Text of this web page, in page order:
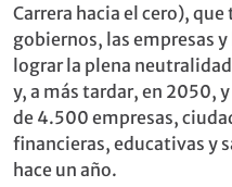
Carrera hacia el cero),
gobiernos, las empresas
lograr la plena
y, a más tardar, en 2050,
de 4.500 empresas,
financieras, educativas y
hace un año.